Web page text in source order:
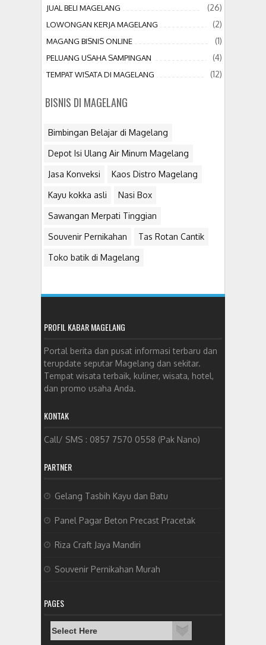
JUAL BELI MAGELANG (26)
LOWONGAN KERJA MAGELANG (2)
MAGANG BISNIS ONLINE (1)
PELUANG USAHA SAMPINGAN (4)
TEMPAT WISATA DI MAGELANG (12)
BISNIS DI MAGELANG
Bimbingan Belajar di Magelang
Depot Isi Ulang Air Minum Magelang
Jasa Konveksi Kaos Distro Magelang
Kayu kokka asli Nasi Box
Sawangan Merpati Tinggian
Souvenir Pernikahan Tas Rotan Cantik
Toko batik di Magelang
PROFIL KABAR MAGELANG
Portal berita dan pusat informasi terbaru dan
terupdate seputar Magelang dan sekitar.
Tempat wisata terbaik, kuliner, wisata, hotel,
dan promo usaha Anda.
KONTAK
Call/ SMS : 0857 7570 0558 (Pak Nano)
PARTNER
Gelang Tasbih Kayu dan Batu
Panel Pagar Beton Precast Pracetak
Riza Craft Jaya Mandiri
Souvenir Pernikahan Murah
PAGES